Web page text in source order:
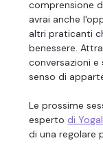
comprensione
avrai anche
altri praticanti
benessere.
conversazioni
senso di
Le prossime
esperto di
di una regolare